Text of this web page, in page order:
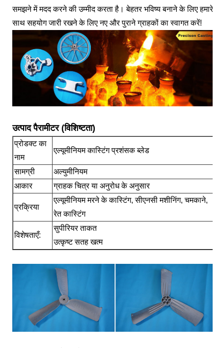
समझने में मदद करने की उम्मीद करता है। बेहतर भविष्य बनाने के लिए हमारे
साथ सहयोग जारी रखने के लिए नए और पुराने ग्राहकों का स्वागत करें!
उत्पाद पैरामीटर (विशिष्टता)
प्रोडक्ट का
नाम
एल्यूमीनियम कास्टिंग प्रशंसक ब्लेड
सामग्री
अल्युमीनियम
आकार
ग्राहक चित्र या अनुरोध के अनुसार
प्रक्रिया
एल्यूमीनियम मरने के कास्टिंग, सीएनसी मशीनिंग, चमकाने,
रेत कास्टिंग
विशेषताएँ:
सुपीरियर ताकत
उत्कृष्ट सतह खत्म